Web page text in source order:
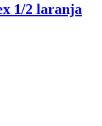
1/2 laranja